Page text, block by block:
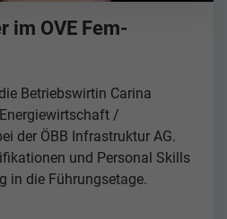
im OVE Fem-
Betriebswirtin Carina
/
der ÖBB Infrastruktur AG.
und Personal Skills
in die Führungsetage.